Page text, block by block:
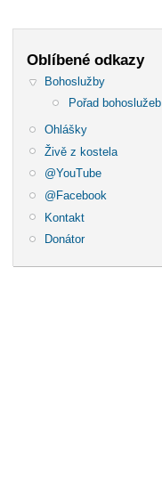
Oblíbené odkazy
Bohoslužby
Pořad bohoslužeb
Ohlášky
Živě z kostela
@YouTube
@Facebook
Kontakt
Donátor